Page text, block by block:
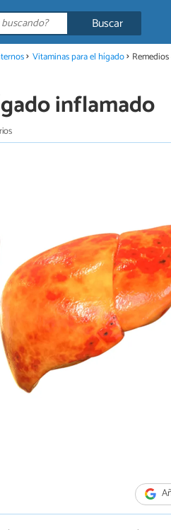
Buscar
Vitaminas para el hígado
inflamado